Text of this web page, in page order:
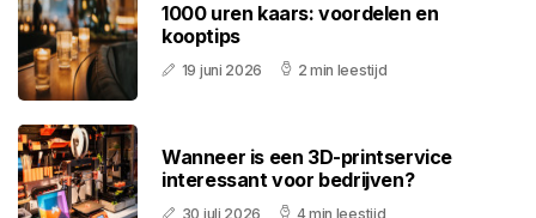
1000 uren kaars: voordelen en
kooptips
19 juni 2026 2 min leestijd
Wanneer is een 3D-printservice
interessant voor bedrijven?
30 juli 2026 4 min leestijd